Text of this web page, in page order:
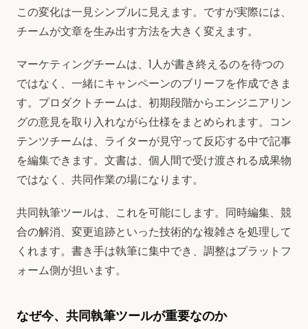
この変化は一見シンプルに見えます。ですが実際には、
チームが文章を生み出す方法を大きく変えます。
マーケティングチームは、1人が書き終えるのを待つの
ではなく、一緒にキャンペーンのブリーフを作成できま
す。プロダクトチームは、初期段階からエンジニアリン
グの意見を取り入れながら仕様をまとめられます。コン
テンツチームは、ライターが見守って反応する中で記事
を編集できます。文書は、個人間で受け渡される成果物
ではなく、共同作業の場になります。
共同執筆ツールは、これを可能にします。同時編集、競
合の解消、変更追跡といった技術的な複雑さを処理して
くれます。書き手は執筆に集中でき、調整はプラットフ
ォーム側が担います。
なぜ今、共同執筆ツールが重要なのか